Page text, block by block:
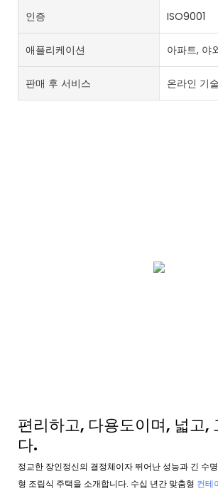
인증 ISO9001
애플리케이션 아파트, 야
판매 후 서비스 온라인 기
편리하고, 다용도이며, 넓고,
다.
정교한 장인정신의 결정체이자 뛰어난 성능과 긴 수
형 조립식 주택을 소개합니다. 수십 년간 맞춤형 컨테